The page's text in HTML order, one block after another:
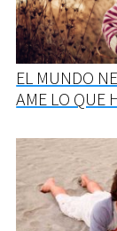
EL MUNDO
AME LO QUE